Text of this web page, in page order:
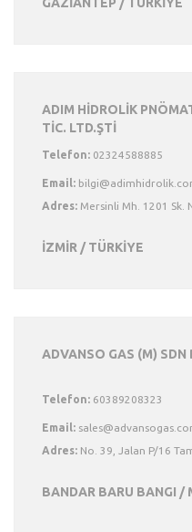
ADIM HİDROLİK
TİC. LTD.ŞTİ
Telefon: 02324588885
Email:
Adres: Mersinli Mh. 1201 Sk.
İZMİR / TÜRKİYE
ADVANSO GAS (M) SDN
Telefon: 60389208323
Email:
Adres: No. 39, Jalan P/16
BANDAR BARU BANGI /